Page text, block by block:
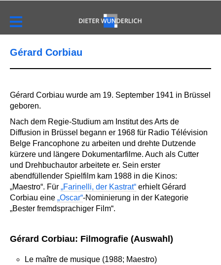
Gérard Corbiau
Gérard Corbiau wurde am 19. September 1941 in Brüssel
geboren.
Nach dem Regie-Studium am Institut des Arts de
Diffusion in Brüssel begann er 1968 für Radio Télévision
Belge Francophone zu arbeiten und drehte Dutzende
kürzere und längere Dokumentarfilme. Auch als Cutter
und Drehbuchautor arbeitete er. Sein erster
abendfüllender Spielfilm kam 1988 in die Kinos:
„Maestro“. Für „Farinelli, der Kastrat“ erhielt Gérard
Corbiau eine „Oscar“-Nominierung in der Kategorie
„Bester fremdsprachiger Film“.
Gérard Corbiau: Filmografie (Auswahl)
Le maître de musique (1988; Maestro)